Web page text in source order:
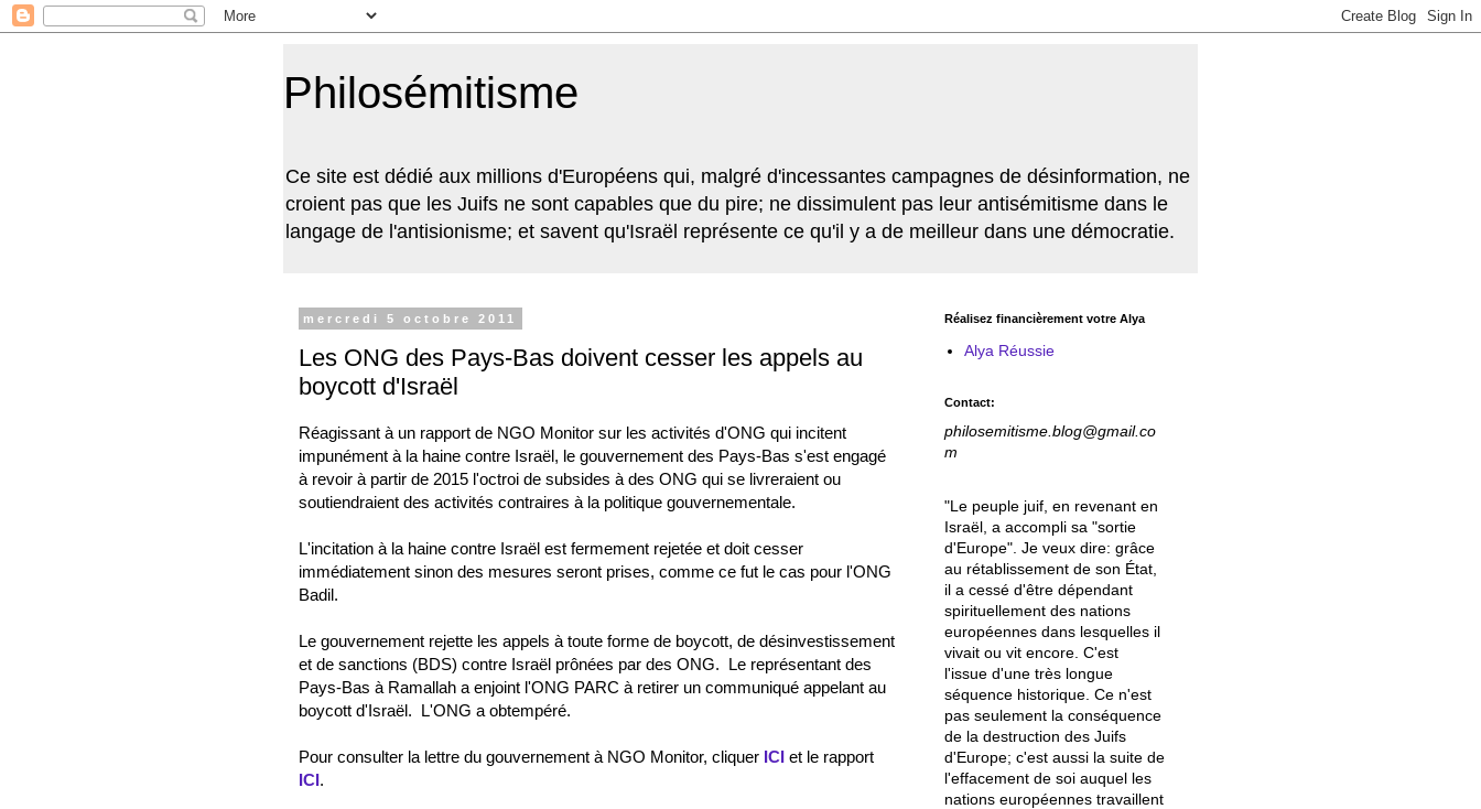
Philosémitisme
Ce site est dédié aux millions d'Européens qui, malgré d'incessantes campagnes de désinformation, ne
croient pas que les Juifs ne sont capables que du pire; ne dissimulent pas leur antisémitisme dans le
langage de l'antisionisme; et savent qu'Israël représente ce qu'il y a de meilleur dans une démocratie.
mercredi 5 octobre 2011
Les ONG des Pays-Bas doivent cesser les appels au
boycott d'Israël
Réagissant à un rapport de NGO Monitor sur les activités d'ONG qui incitent
impunément à la haine contre Israël, le gouvernement des Pays-Bas s'est engagé
à revoir à partir de 2015 l'octroi de subsides à des ONG qui se livreraient ou
soutiendraient des activités contraires à la politique gouvernementale.
L'incitation à la haine contre Israël est fermement rejetée et doit cesser
immédiatement sinon des mesures seront prises, comme ce fut le cas pour l'ONG
Badil.
Le gouvernement rejette les appels à toute forme de boycott, de désinvestissement
et de sanctions (BDS) contre Israël prônées par des ONG. Le représentant des
Pays-Bas à Ramallah a enjoint l'ONG PARC à retirer un communiqué appelant au
boycott d'Israël. L'ONG a obtempéré.
Pour consulter la lettre du gouvernement à NGO Monitor, cliquer ICI et le rapport
ICI.
Réalisez financièrement votre Alya
Alya Réussie
Contact:
philosemitisme.blog@gmail.co
m
"Le peuple juif, en revenant en
Israël, a accompli sa "sortie
d'Europe". Je veux dire: grâce
au rétablissement de son État,
il a cessé d'être dépendant
spirituellement des nations
européennes dans lesquelles il
vivait ou vit encore. C'est
l'issue d'une très longue
séquence historique. Ce n'est
pas seulement la conséquence
de la destruction des Juifs
d'Europe; c'est aussi la suite de
l'effacement de soi auquel les
nations européennes travaillent